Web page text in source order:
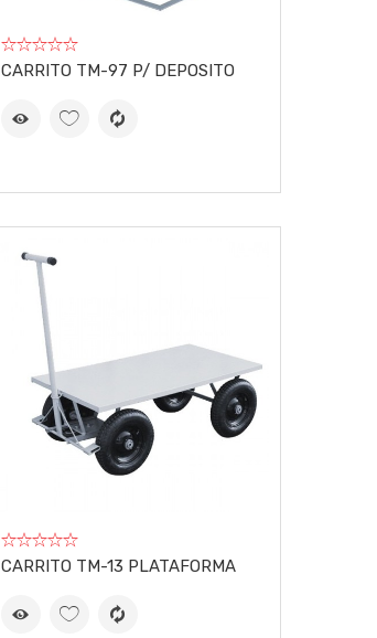
CARRITO TM-97 P/ DEPOSITO
CARRITO TM-13 PLATAFORMA